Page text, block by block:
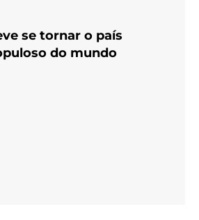
se tornar o país
do mundo